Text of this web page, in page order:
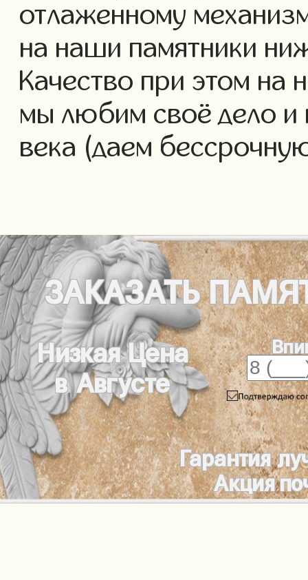
отлаженному
на наши памятники
Качество при этом на
мы любим своё дело и
века (даем
ЗАКАЗАТЬ
Низкая Цена
в Августе
Гарантия
Акция